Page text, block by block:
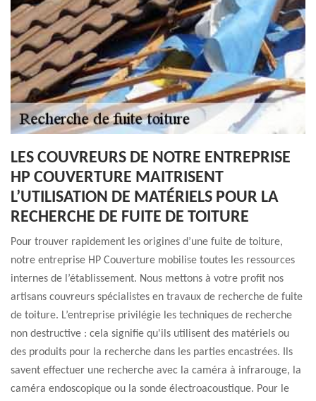
LES COUVREURS DE NOTRE ENTREPRISE
HP COUVERTURE MAITRISENT
L’UTILISATION DE MATÉRIELS POUR LA
RECHERCHE DE FUITE DE TOITURE
Pour trouver rapidement les origines d’une fuite de toiture,
notre entreprise HP Couverture mobilise toutes les ressources
internes de l’établissement. Nous mettons à votre profit nos
artisans couvreurs spécialistes en travaux de recherche de fuite
de toiture. L’entreprise privilégie les techniques de recherche
non destructive : cela signifie qu'ils utilisent des matériels ou
des produits pour la recherche dans les parties encastrées. Ils
savent effectuer une recherche avec la caméra à infrarouge, la
caméra endoscopique ou la sonde électroacoustique. Pour le